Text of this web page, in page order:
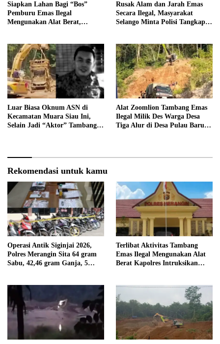
Siapkan Lahan Bagi “Bos”
Pemburu Emas Ilegal
Mengunakan Alat Berat,
Terancam di Pecat
Rusak Alam dan Jarah Emas
Secara Ilegal, Masyarakat
Selango Minta Polisi Tangkap
Luar Biasa Oknum ASN di
Kecamatan Muara Siau Ini,
Selain Jadi “Aktor” Tambang
Alat Zoomlion Tambang Emas
Ilegal Milik Des Warga Desa
Tiga Alur di Desa Pulau Baru
Rekomendasi untuk kamu
Operasi Antik Siginjai 2026,
Polres Merangin Sita 64 gram
Sabu, 42,46 gram Ganja, 5
Terlibat Aktivitas Tambang
Emas Ilegal Mengunakan Alat
Berat Kapolres Intruksikan
Tanjung Mudo